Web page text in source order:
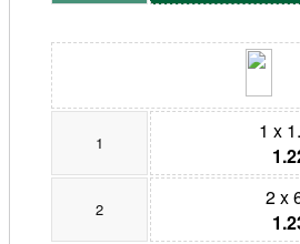
1
1 x
2
2 x